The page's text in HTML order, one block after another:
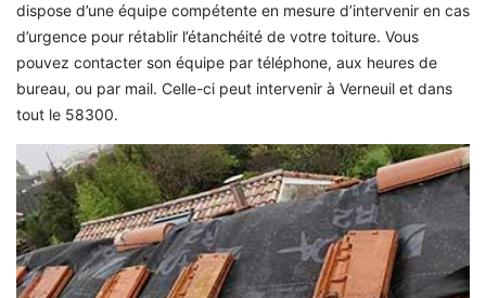
dispose d’une équipe compétente en mesure d’intervenir en cas
d’urgence pour rétablir l’étanchéité de votre toiture. Vous
pouvez contacter son équipe par téléphone, aux heures de
bureau, ou par mail. Celle-ci peut intervenir à Verneuil et dans
tout le 58300.